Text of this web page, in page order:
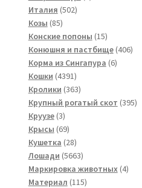
Италия 502502
Козы 8585
товаров
Конские попоны 1515
товаров
Конюшня и пастбище 406406
Корма из Сингапура 66
Кошки 43914391
товар
Кролики 363363
товара
Крупный рогатый скот 395395
Круузе 33
товара
Крысы 6969
товаров
Кушетка 2828
товаров
Лошади 56635663
товара
Маркировка животных 44
Материал 115115